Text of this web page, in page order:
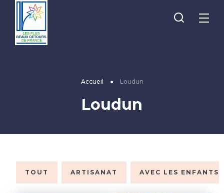
Je
Menu
Accueil ● Loudun
Loudun
TOUT ARTISANAT AVEC LES ENFANTS